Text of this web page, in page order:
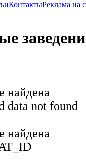
КонтактыРеклама на
найдена
data not found
найдена